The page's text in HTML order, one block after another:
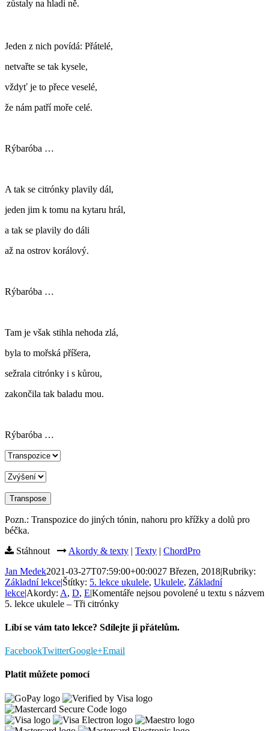
zůstaly na hladi ně.
Jeden z nich povídá: Přátelé,
netvařte se tak kysele,
vždyť je to přece veselé,
že nám patří moře celé.
Rýbaróba …
A tak se citrónky plavily dál,
jeden jim k tomu na kytaru hrál,
a tak se plavily do dáli
až na ostrov korálový.
Rýbaróba …
Tam je však stihla nehoda zlá,
byla to mořská příšera,
sežrala citrónky i s kůrou,
zakončila tak baladu mou.
Rýbaróba …
Pozn.: Transpozice do jiných tónin, nahoru pro křížky a dolů pro
béčka.
Stáhnout
Akordy & texty | Texty | ChordPro
Jan Medek2021-03-27T07:59:00+00:0027 Březen, 2018|Rubriky:
Základní lekce|Štítky: 5. lekce ukulele, Ukulele, Základní
lekce|Akordy: A, D, E|Komentáře nejsou povolené u textu s názvem
5. lekce ukulele – Tři citrónky
Líbí se vám tato lekce? Sdílejte ji přátelům.
FacebookTwitterGoogle+Email
Platit můžete pomocí